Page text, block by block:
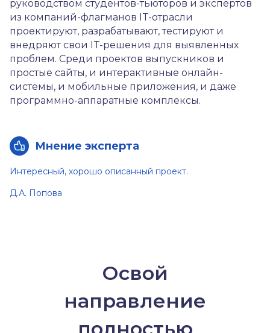
руководством студентов-тьюторов и экспертов
из компаний-флагманов IT-отрасли
проектируют, разрабатывают, тестируют и
внедряют свои IT-решения для выявленных
проблем. Среди проектов выпускников и
простые сайты, и интерактивные онлайн-
системы, и мобильные приложения, и даже
программно-аппаратные комплексы.
Мнение эксперта
Интересный, хорошо описанный проект.
Д.А. Попова
Освой
направление